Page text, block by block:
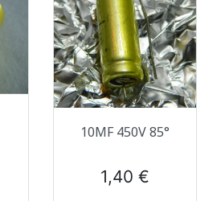
10ΜF 450V 85°
Prix
1,40 €